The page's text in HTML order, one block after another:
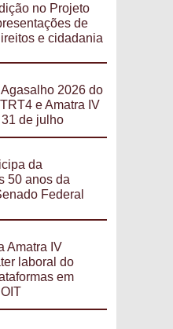
no Projeto
de
e cidadania
2026 do
e Amatra IV
de julho
da
50 anos da
Federal
Amatra IV
laboral do
em